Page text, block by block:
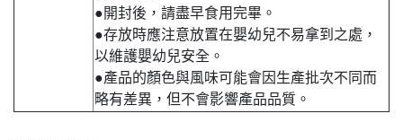
●開封後，請盡早食用完畢。
●存放時應注意放置在嬰幼兒不易拿到之處，
以維護嬰幼兒安全。
●產品的顏色與風味可能會因生產批次不同而
略有差異，但不會影響產品品質。